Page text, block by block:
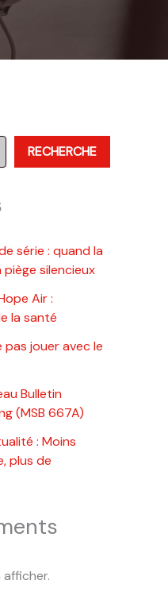
RECHERCHE
série : quand la
silencieux
Air :
la santé
pas jouer avec le
Bulletin
(MSB 667A)
: Moins
plus de